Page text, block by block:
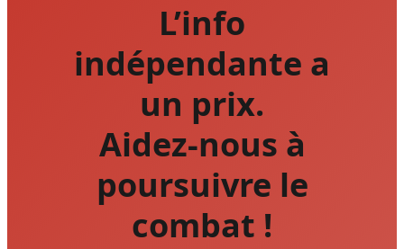
L’info
indépendante a
un prix.
Aidez-nous à
poursuivre le
combat !